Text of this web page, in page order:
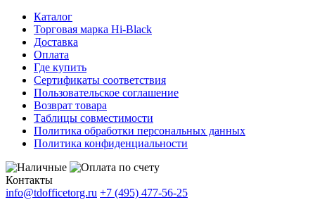
Каталог
Торговая марка Hi-Black
Доставка
Оплата
Где купить
Сертификаты соответствия
Пользовательское соглашение
Возврат товара
Таблицы совместимости
Политика обработки персональных данных
Политика конфиденциальности
Контакты
info@tdofficetorg.ru +7 (495) 477-56-25